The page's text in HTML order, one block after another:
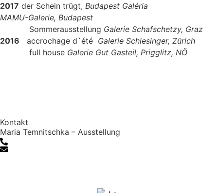
2017 der Schein trügt, Budapest Galéria
MAMU-Galerie, Budapest
Sommerausstellung Galerie Schafschetzy, Graz
2016 accrochage d`été Galerie Schlesinger, Zürich
full house Galerie Gut Gasteil, Prigglitz, NÖ
Kontakt
Maria Temnitschka – Ausstellung